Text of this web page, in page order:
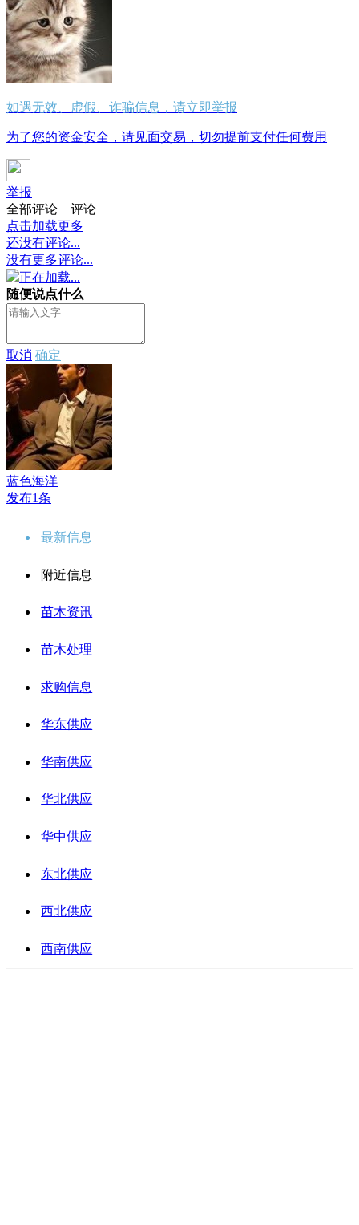
如遇无效、虚假、诈骗信息，请立即举报
为了您的资金安全，请见面交易，切勿提前支付任何费用
举报
全部评论
评论
点击加载更多
还没有评论...
没有更多评论...
正在加载...
随便说点什么
取消 确定
蓝色海洋
发布1条
最新信息
附近信息
苗木资讯
苗木处理
求购信息
华东供应
华南供应
华北供应
华中供应
东北供应
西北供应
西南供应